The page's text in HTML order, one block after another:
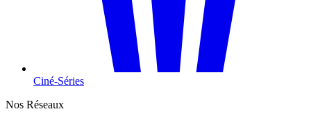
Ciné-Séries
Nos Réseaux